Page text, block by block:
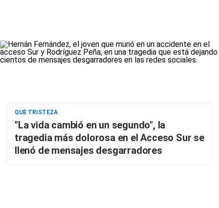
QUÉ TRISTEZA
"La vida cambió en un segundo", la
tragedia más dolorosa en el Acceso Sur se
llenó de mensajes desgarradores